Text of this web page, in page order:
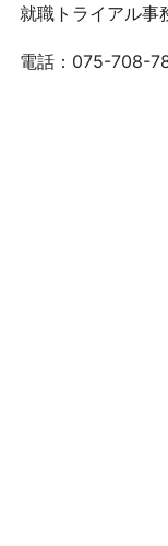
就職トライアル
電話：075-708-